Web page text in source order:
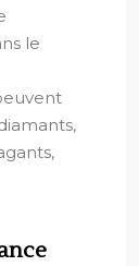
le